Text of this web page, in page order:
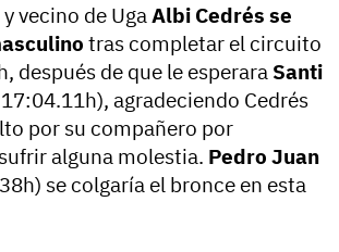
vecino de Uga Albi Cedrés se
tras completar el circuito
después de que le esperara Santi
agradeciendo Cedrés
por su compañero por
alguna molestia. Pedro Juan
se colgaría el bronce en esta